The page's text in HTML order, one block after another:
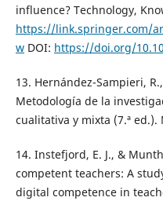
influence? Technology,
https://link.springer.com/
wDOI: https://doi.org/
13. Hernández-Sampieri,
Metodología de la
cualitativa y mixta (7.ª
14. Instefjord, E. J., &
competent teachers: A
digital competence in